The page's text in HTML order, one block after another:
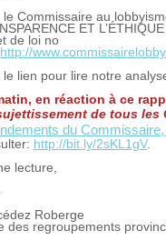
le Commissaire au
ET
de loi no
http://
le lien pour lire notre
en réaction à ce
de tous
du Commissaire,
http://bit.ly/2sKL1gV.
lecture,
Roberge
des regroupements